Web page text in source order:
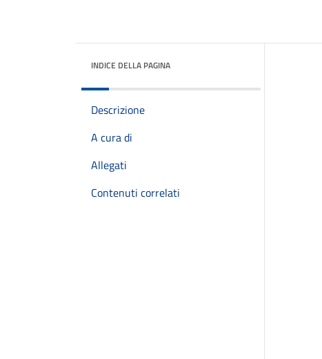
INDICE DELLA PAGINA
Descrizione
A cura di
Allegati
Contenuti correlati